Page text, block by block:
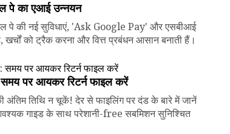
पे का एआई उन्नयन
पे की नई सुविधाएं, 'Ask Google Pay' और एसबीआई
खर्चों को ट्रैक करना और वित्त प्रबंधन आसान बनाती हैं।
पर आयकर रिटर्न फाइल करें
अंतिम तिथि न चूकें! देर से फाइलिंग पर दंड के बारे में जानें
गाइड के साथ परेशानी-free सबमिशन सुनिश्चित